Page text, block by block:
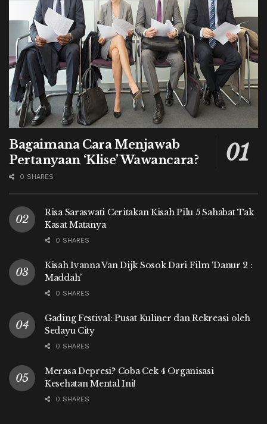
Bagaimana Cara Menjawab
Pertanyaan ‘Klise’ Wawancara?
0 SHARES
Risa Saraswati Ceritakan Kisah Pilu 5 Sahabat Tak
Kasat Matanya
0 SHARES
Kisah Ivanna Van Dijk Sosok Dari Film ‘Danur 2 :
Maddah’
0 SHARES
Gading Festival: Pusat Kuliner dan Rekreasi oleh
Sedayu City
0 SHARES
Merasa Depresi? Coba Cek 4 Organisasi
Kesehatan Mental Ini!
0 SHARES